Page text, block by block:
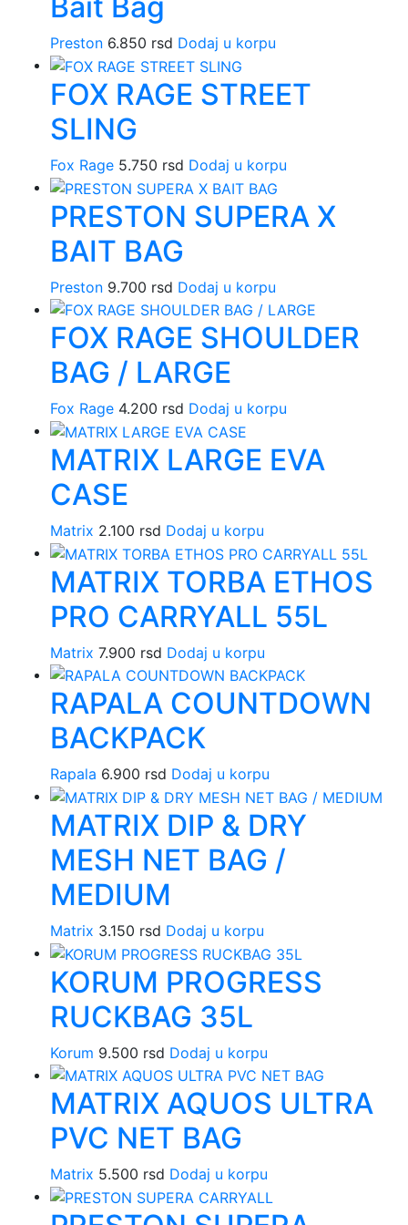
Bait Bag
Preston 6.850 rsd Dodaj u korpu
FOX RAGE STREET
SLING
Fox Rage 5.750 rsd Dodaj u korpu
PRESTON SUPERA X
BAIT BAG
Preston 9.700 rsd Dodaj u korpu
FOX RAGE SHOULDER
BAG / LARGE
Fox Rage 4.200 rsd Dodaj u korpu
MATRIX LARGE EVA
CASE
Matrix 2.100 rsd Dodaj u korpu
MATRIX TORBA ETHOS
PRO CARRYALL 55L
Matrix 7.900 rsd Dodaj u korpu
RAPALA COUNTDOWN
BACKPACK
Rapala 6.900 rsd Dodaj u korpu
MATRIX DIP & DRY
MESH NET BAG /
MEDIUM
Matrix 3.150 rsd Dodaj u korpu
KORUM PROGRESS
RUCKBAG 35L
Korum 9.500 rsd Dodaj u korpu
MATRIX AQUOS ULTRA
PVC NET BAG
Matrix 5.500 rsd Dodaj u korpu